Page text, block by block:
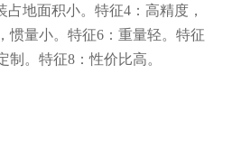
占地面积小。特征4：高精度，
惯量小。特征6：重量轻。特征
制。特征8：性价比高。